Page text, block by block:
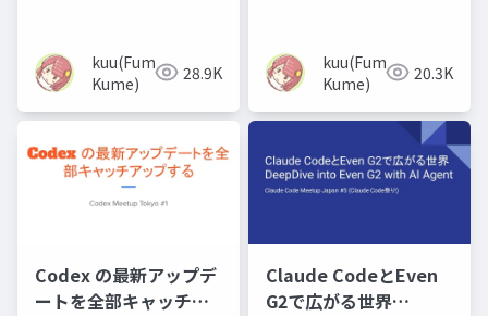
kuu(Fumiya
Kume)
28.9K
kuu(Fumiya
Kume)
20.3K
Codex の最新アップデ
ートを全部キャッチア
Claude CodeとEven
G2で広がる世界